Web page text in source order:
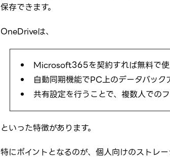
保存できます。
OneDriveは、
Microsoft365を契約すれば無料で
自動同期機能でPC上のデータバック
共有設定を行うことで、複数人での
といった特徴があります。
特にポイントとなるのが、個人向けのストレ